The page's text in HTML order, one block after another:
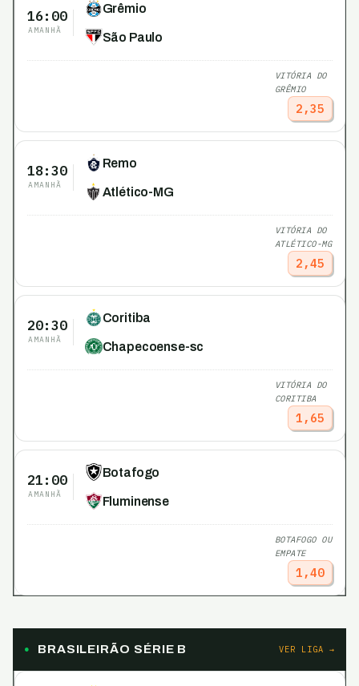
16:00
AMANHÃ
Grêmio
São Paulo
VITÓRIA DO
GRÊMIO
2,35
18:30
AMANHÃ
Remo
Atlético-MG
VITÓRIA DO
ATLÉTICO-MG
2,45
20:30
AMANHÃ
Coritiba
Chapecoense-sc
VITÓRIA DO
CORITIBA
1,65
21:00
AMANHÃ
Botafogo
Fluminense
BOTAFOGO OU
EMPATE
1,40
BRASILEIRÃO SÉRIE B VER LIGA →